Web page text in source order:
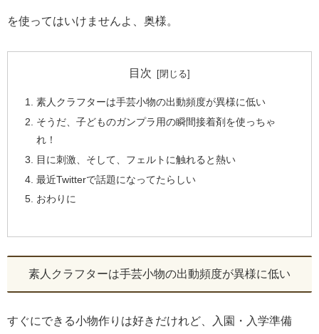
を使ってはいけませんよ、奥様。
目次
素人クラフターは手芸小物の出動頻度が異様に低い
そうだ、子どものガンプラ用の瞬間接着剤を使っちゃ
れ！
目に刺激、そして、フェルトに触れると熱い
最近Twitterで話題になってたらしい
おわりに
素人クラフターは手芸小物の出動頻度が異様に低い
すぐにできる小物作りは好きだけれど、入園・入学準備